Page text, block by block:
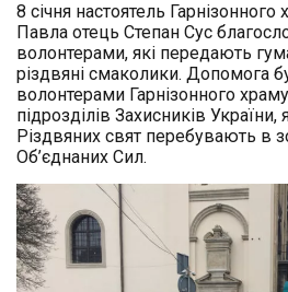
8 січня настоятель
Павла отець Степан Сус
волонтерами, які передають
різдвяні смаколики. Допомога
волонтерами Гарнізонного
підрозділів Захисників
Різдвяних свят перебувають в
Об’єднаних Сил.